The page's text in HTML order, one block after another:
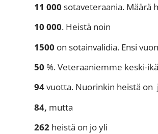
11 000 sotaveteraania. Määrä
10 000. Heistä noin
1500 on sotainvalidia. Ensi
50 %. Veteraaniemme keski-
94vuotta. Nuorinkin heistä on
84, mutta
262 heistä on jo yli